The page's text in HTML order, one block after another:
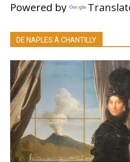
Powered by
DE NAPLES À CHANTILLY